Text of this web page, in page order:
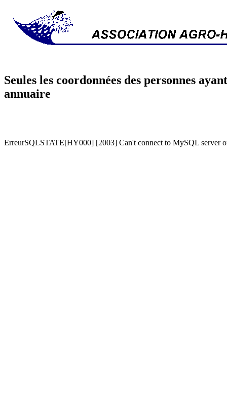
Seules les coordonnées des personnes
annuaire
ErreurSQLSTATE[HY000] [2003] Can't connect to MySQL server